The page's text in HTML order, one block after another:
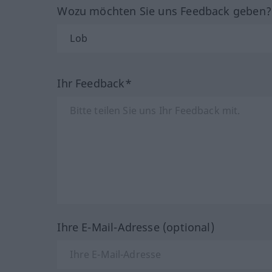
Wozu möchten Sie uns Feedback
Ihr Feedback*
Ihre E-Mail-Adresse (optional)